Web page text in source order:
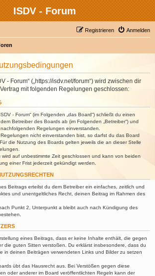
ISDV - Forum
Anmelden
Registrieren
- Forum“ („https://isdv.net/forum“) wird zwischen dir
mit folgenden Regelungen geschlossen:
- Forum“ (im Folgenden „das Board“) schließt du einen
Betreiber des Boards ab (im Folgenden „Betreiber“) und
Regelungen einverstanden.
nicht einverstanden bist, so darfst du das Board
die Nutzung des Boards gelten jeweils die an dieser Stelle
wird auf unbestimmte Zeit geschlossen und kann von beiden
einer Frist jederzeit gekündigt werden.
Beitrags erteilst du dem Betreiber ein einfaches, zeitlich und
und unentgeltliches Recht, deinen Beitrag im Rahmen des
Punkt 2, Unterpunkt a bleibt auch nach Kündigung des
eines Beitrags, dass er keine Inhalte enthält, die gegen
die guten Sitten verstoßen. Du erklärst insbesondere, dass du
in deinen Beiträgen verwendeten Links und Bilder zu setzen
übt das Hausrecht aus. Bei Verstößen gegen diese
oder anderer im Board veröffentlichten Regeln kann der